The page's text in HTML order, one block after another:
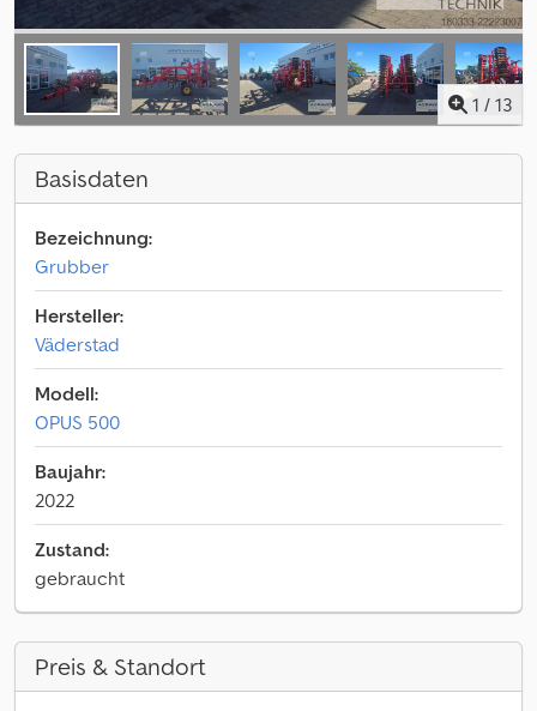
1 / 13
Basisdaten
Bezeichnung:
Grubber
Hersteller:
Väderstad
Modell:
OPUS 500
Baujahr:
2022
Zustand:
gebraucht
Preis & Standort